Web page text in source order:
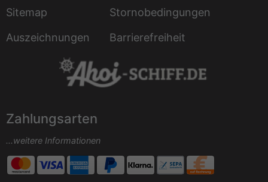
Sitemap
Stornobedingungen
Auszeichnungen
Barrierefreiheit
Zahlungsarten
...weitere Informationen